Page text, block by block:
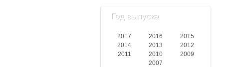
Год выпуска
2017 2016
2015
2014
2013
2012
2011
2010
2009
2007